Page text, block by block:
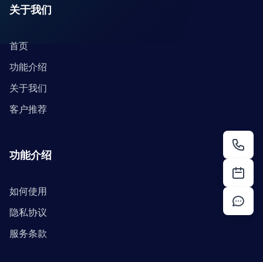
关于我们
首页
功能介绍
关于我们
客户推荐
功能介绍
如何使用
隐私协议
服务条款